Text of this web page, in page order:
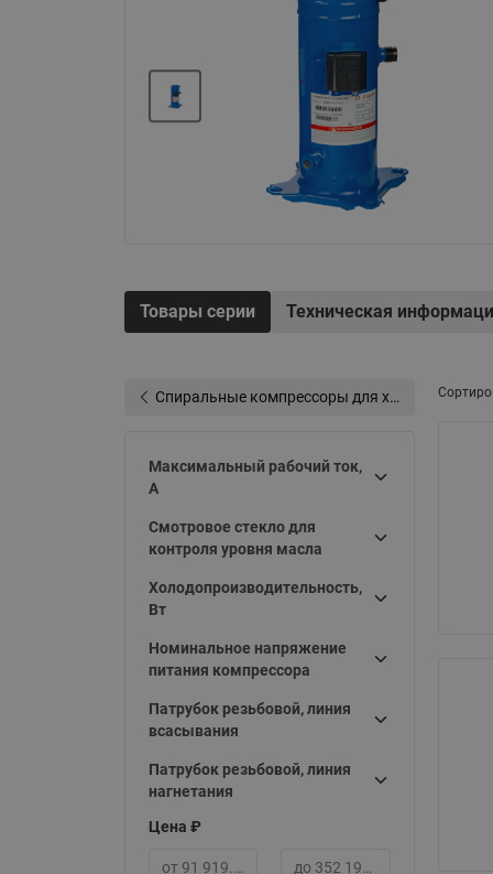
Системы водоснабжения
Товары серии Техническая
Спиральные компрессоры для холодильных систем
Максимальный рабочий ток,
А
Смотровое стекло для
контроля уровня масла
Холодопроизводительность,
Вт
Номинальное напряжение
питания компрессора
Патрубок резьбовой, линия
всасывания
Патрубок резьбовой, линия
нагнетания
Цена ₽